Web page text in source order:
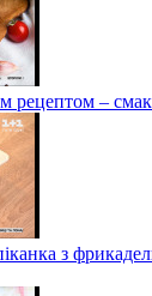
рецептом –
з